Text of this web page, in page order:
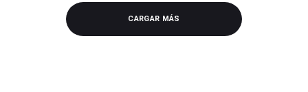
CARGAR MÁS